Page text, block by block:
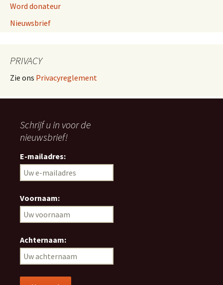
Word donateur
Nieuwsbrief
PRIVACY
Zie ons Privacyreglement
Schrijf u in voor de
nieuwsbrief!
E-mailadres:
Voornaam:
Achternaam: